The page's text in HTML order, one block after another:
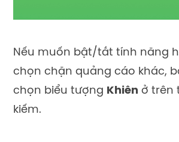
Nếu muốn bật/tắt tính năng
chọn chặn quảng cáo khác,
chọn biểu tượng Khiên ở trên
kiếm.